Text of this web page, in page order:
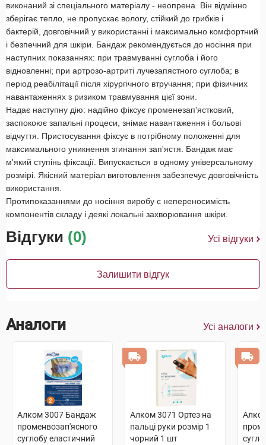
виконаний зі спеціального матеріалу - неопрена. Він відмінно
зберігає тепло, не пропускає вологу, стійкий до грибків і
бактерій, довговічний у використанні і максимально комфортний
і безпечний для шкіри. Бандаж рекомендується до носіння при
наступних показаннях: при травмуванні суглоба і його
відновленні; при артрозо-артриті лучезапястного суглоба; в
період реабілітації після хірургічного втручання; при фізичних
навантаженнях з ризиком травмування цієї зони.
Надає наступну дію: надійно фіксує променезап'ястковий,
заспокоює запальні процеси, знімає навантаження і больові
відчуття. Пристосування фіксує в потрібному положенні для
максимального уникнення згинання зап'ястя. Бандаж має
м'який ступінь фіксації. Випускається в одному універсальному
розмірі. Якісний матеріал виготовлення забезпечує довговічність
використання.
Протипоказаннями до носіння виробу є непереносимість
компонентів складу і деякі локальні захворювання шкіри.
Відгуки (0) Усі відгуки
Залишити відгук
Аналоги Усі аналоги
Алком 3007 Бандаж
променвозап'ясного
суглобу еластичний
Алком 3071 Ортез на
пальці руки розмір 1
чорний 1 шт